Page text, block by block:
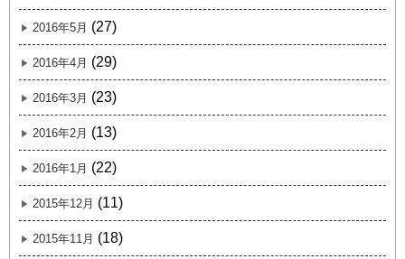
2016年5月 (27)
2016年4月 (29)
2016年3月 (23)
2016年2月 (13)
2016年1月 (22)
2015年12月 (11)
2015年11月 (18)